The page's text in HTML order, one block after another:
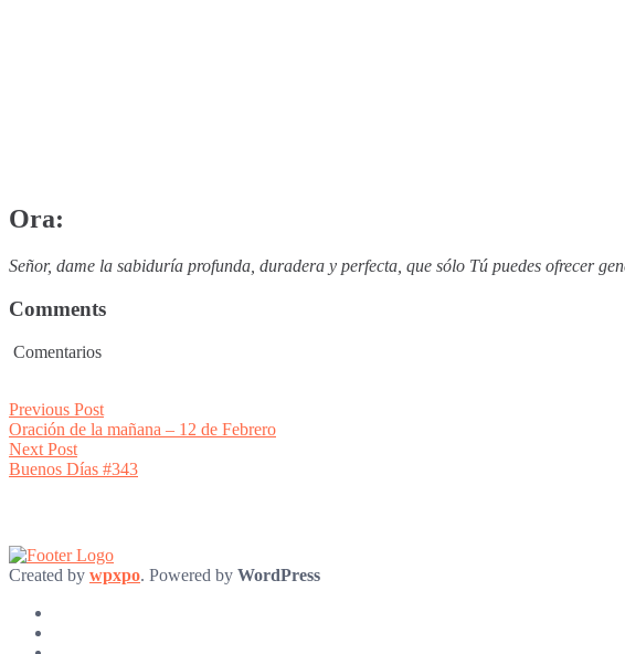
Ora:
Señor, dame la sabiduría profunda, duradera y perfecta, que sólo Tú puedes ofrecer
Comments
Comentarios
Post
navigation
Previous PostPrevious
post:
Oración de la mañana – 12 de Febrero
Next PostNext
post:
Buenos Días #343
Created by wpxpo. Powered by WordPress